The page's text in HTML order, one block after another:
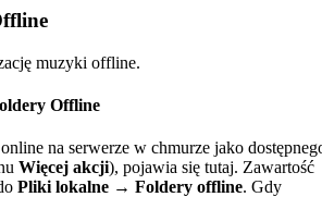
muzyki offline.
Offline
na serwerze w chmurze jako
Więcej akcji), pojawia się tutaj. Zawartość
Pliki lokalne → Foldery offline. Gdy